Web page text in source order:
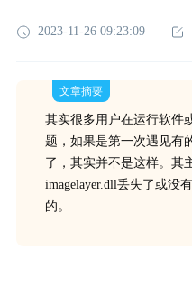
2023-11-26 09:23:09
文章摘要
其实很多用户在运行软件
题，如果是第一次遇见有
了，其实并不是这样。其
imagelayer.dll丢失了或没
的。